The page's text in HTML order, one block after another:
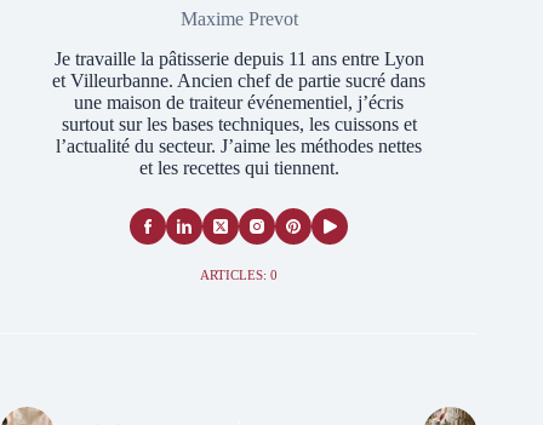
Maxime Prevot
Je travaille la pâtisserie depuis 11 ans entre Lyon
et Villeurbanne. Ancien chef de partie sucré dans
une maison de traiteur événementiel, j’écris
surtout sur les bases techniques, les cuissons et
l’actualité du secteur. J’aime les méthodes nettes
et les recettes qui tiennent.
ARTICLES: 0